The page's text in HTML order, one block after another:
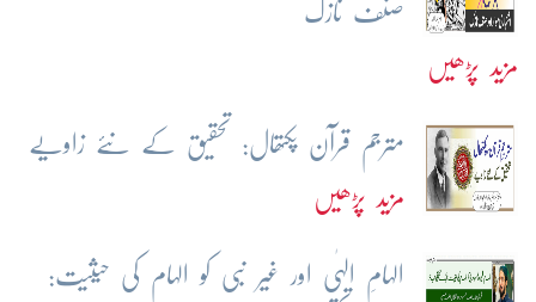
صنف نازک
مزید پڑھیں
مترجم قرآن پکتھال: تحقیق کے نئے زاویے
مزید پڑھیں
الہامِ الہٰی اور غیر نبی کو الہام کی حیثیت: